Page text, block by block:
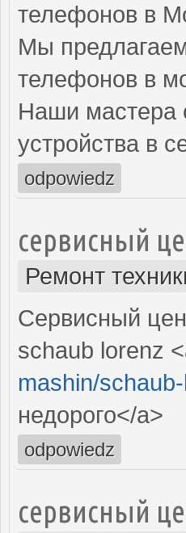
телефонов в
Мы
телефонов в
Наши мастера
устройства в
odpowiedz
сервисный
Ремонт
Сервисный
schaub lorenz
mashin/
недорого</a>
odpowiedz
сервисный